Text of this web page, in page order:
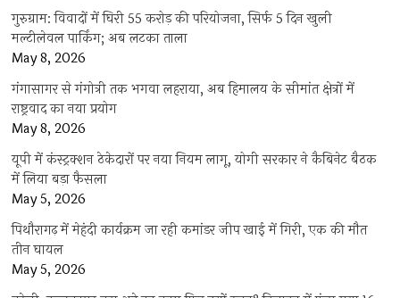
गुरुग्राम: विवादों में घिरी 55 करोड़ की परियोजना, सिर्फ 5 दिन खुली
मल्टीलेवल पार्किंग; अब लटका ताला
May 8, 2026
गंगासागर से गंगोत्री तक भगवा लहराया, अब हिमालय के सीमांत क्षेत्रों में
राष्ट्रवाद का नया प्रयोग
May 8, 2026
यूपी में कंस्ट्रक्शन ठेकेदारों पर नया नियम लागू, योगी सरकार ने कैबिनेट बैठक
में लिया बड़ा फैसला
May 5, 2026
पिथौरागढ़ में मेहंदी कार्यक्रम जा रही कमांडर जीप खाई में गिरी, एक की मौत
तीन घायल
May 5, 2026